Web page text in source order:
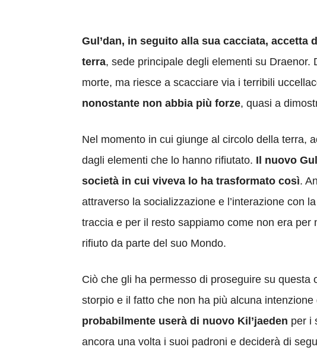
Gul’dan, in seguito alla sua cacciata,
terra, sede principale degli elementi su
morte, ma riesce a scacciare via i terribili
nonostante non abbia più forze, quasi a
Nel momento in cui giunge al circolo della terra,
dagli elementi che lo hanno rifiutato. Il nuovo
società in cui viveva lo ha trasformato così.
attraverso la socializzazione e l’interazione con
traccia e per il resto sappiamo come non era per
rifiuto da parte del suo Mondo.
Ciò che gli ha permesso di proseguire su
storpio e il fatto che non ha più alcuna
probabilmente userà di nuovo Kil’jaeden per i
ancora una volta i suoi padroni e deciderà di